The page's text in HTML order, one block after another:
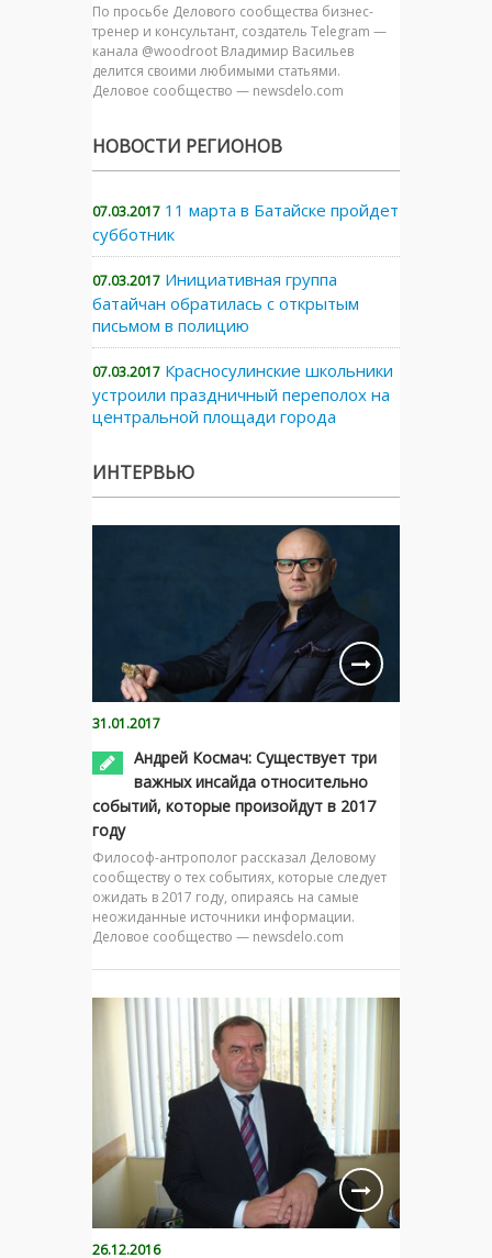
По просьбе Делового сообщества бизнес-
тренер и консультант, создатель Telegram —
канала @woodroot Владимир Васильев
делится своими любимыми статьями.
Деловое сообщество — newsdelo.com
НОВОСТИ РЕГИОНОВ
07.03.2017 11 марта в Батайске пройдет
субботник
07.03.2017 Инициативная группа
батайчан обратилась с открытым
письмом в полицию
07.03.2017 Красносулинские школьники
устроили праздничный переполох на
центральной площади города
ИНТЕРВЬЮ
31.01.2017
Андрей Космач: Существует три
важных инсайда относительно
событий, которые произойдут в 2017
году
Философ-антрополог рассказал Деловому
сообществу о тех событиях, которые следует
ожидать в 2017 году, опираясь на самые
неожиданные источники информации.
Деловое сообщество — newsdelo.com
26.12.2016